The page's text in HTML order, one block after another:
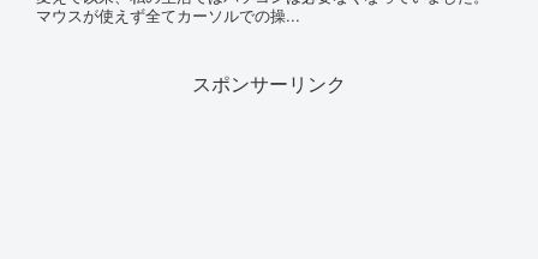
マウスが使えず全てカーソルでの操...
スポンサーリンク